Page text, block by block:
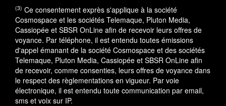
(3) Ce consentement exprès s'applique à la société
Cosmospace et les sociétés Telemaque, Pluton Media,
Cassiopée et SBSR OnLine afin de recevoir leurs offres de
voyance. Par téléphone, il est entendu toutes émissions
d'appel émanant de la société Cosmospace et des sociétés
Telemaque, Pluton Media, Cassiopée et SBSR OnLine afin
de recevoir, comme consenties, leurs offres de voyance dans
le respect des règlementations en vigueur. Par voie
électronique, il est entendu toute communication par email,
sms et voix sur IP.